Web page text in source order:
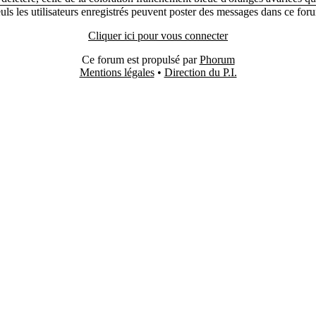
les utilisateurs enregistrés peuvent poster des messages dans ce
Cliquer ici pour vous connecter
Ce forum est propulsé parPhorum
Mentions légales• Direction du P.I.